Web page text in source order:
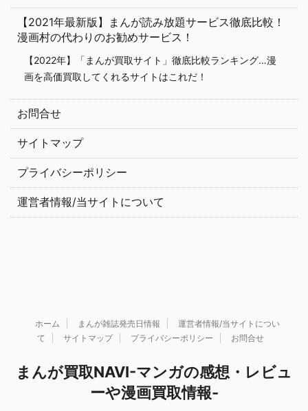
【2021年最新版】まんが読み放題サービス徹底比較！
漫画村の代わりのお勧めサービス！
【2022年】「まんが買取サイト」徹底比較ランキング…漫
画を高価買取してくれるサイトはこれだ！
お問合せ
サイトマップ
プライバシーポリシー
運営者情報/当サイトについて
ホーム まんが雑誌発売日情報
運営者情報/当サイトについ
て
サイトマップ プライバシーポリシー お問合せ
まんが買取NAVI-マンガの感想・レビュ
ーや漫画買取情報-